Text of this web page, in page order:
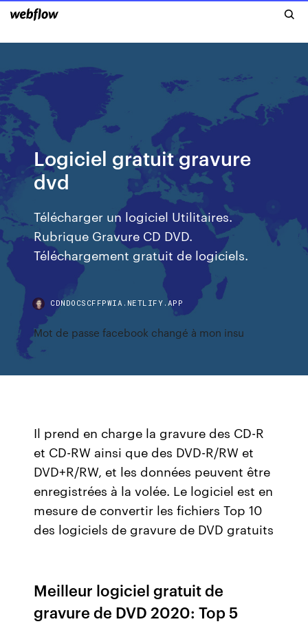
Logiciel gratuit gravure
dvd
Télécharger un logiciel Utilitaires.
Rubrique Gravure CD DVD.
Téléchargement gratuit de logiciels.
CDNDOCSCFFPWIA.NETLIFY.APP
Mot de passe facebook changé à mon insu
Il prend en charge la gravure des CD-R
et CD-RW ainsi que des DVD-R/RW et
DVD+R/RW, et les données peuvent être
enregistrées à la volée. Le logiciel est en
mesure de convertir les fichiers Top 10
des logiciels de gravure de DVD gratuits
Meilleur logiciel gratuit de
gravure de DVD 2020: Top 5